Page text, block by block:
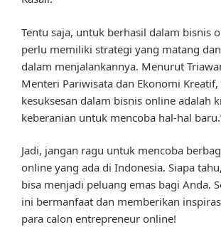
Tentu saja, untuk berhasil dalam bisnis
perlu memiliki strategi yang matang
dalam menjalankannya. Menurut
Menteri Pariwisata dan Ekonomi Kreatif,
kesuksesan dalam bisnis online adalah
keberanian untuk mencoba hal-hal
Jadi, jangan ragu untuk mencoba
online yang ada di Indonesia. Siapa
bisa menjadi peluang emas bagi Anda.
ini bermanfaat dan memberikan
para calon entrepreneur online!